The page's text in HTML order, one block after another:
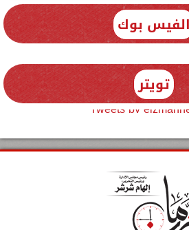
الفيس بوك
تويتر
Tweets by